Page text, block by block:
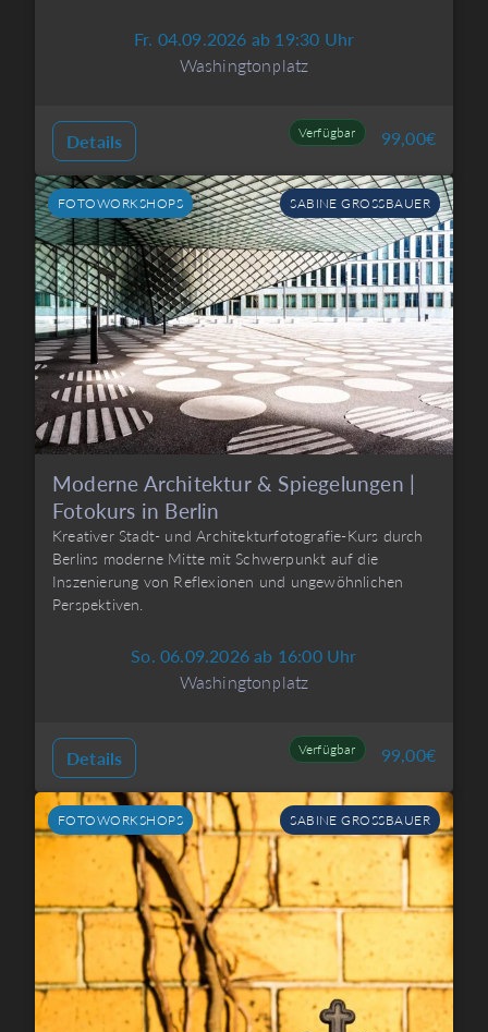
Fr. 04.09.2026 ab 19:30 Uhr
Washingtonplatz
Details Verfügbar 99,00€
FOTOWORKSHOPS SABINE GROSSBAUER
Moderne Architektur & Spiegelungen |
Fotokurs in Berlin
Kreativer Stadt- und Architekturfotografie-Kurs durch
Berlins moderne Mitte mit Schwerpunkt auf die
Inszenierung von Reflexionen und ungewöhnlichen
Perspektiven.
So. 06.09.2026 ab 16:00 Uhr
Washingtonplatz
Details Verfügbar 99,00€
FOTOWORKSHOPS SABINE GROSSBAUER